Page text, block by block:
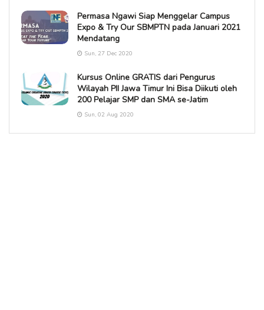
Permasa Ngawi Siap Menggelar Campus
Expo & Try Our SBMPTN pada Januari 2021
Mendatang
Sun, 27 Dec 2020
Kursus Online GRATIS dari Pengurus
Wilayah PII Jawa Timur Ini Bisa Diikuti oleh
200 Pelajar SMP dan SMA se-Jatim
Sun, 02 Aug 2020